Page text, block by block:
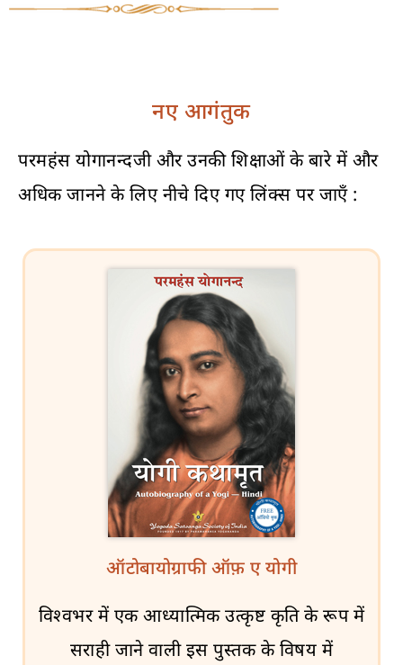
नए आगंतुक
परमहंस योगानन्दजी और उनकी शिक्षाओं के बारे में और
अधिक जानने के लिए नीचे दिए गए लिंक्स पर जाएँ :
ऑटोबायोग्राफी ऑफ़ ए योगी
विश्वभर में एक आध्यात्मिक उत्कृष्ट कृति के रूप में
सराही जाने वाली इस पुस्तक के विषय में